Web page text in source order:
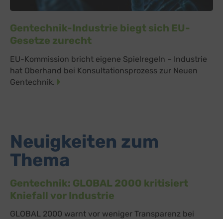
Gentechnik-Industrie biegt sich EU-
Gesetze zurecht
EU-Kommission bricht eigene Spielregeln – Industrie
hat Oberhand bei Konsultationsprozess zur Neuen
Gentechnik.
Neuigkeiten zum
Thema
Gentechnik: GLOBAL 2000 kritisiert
Kniefall vor Industrie
GLOBAL 2000 warnt vor weniger Transparenz bei